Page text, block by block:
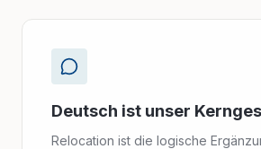
Deutsch ist unser
Relocation ist die logische